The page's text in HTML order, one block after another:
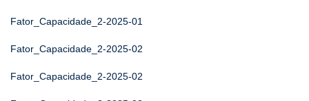
Fator_Capacidade_2-2025-01
Fator_Capacidade_2-2025-02
Fator_Capacidade_2-2025-02